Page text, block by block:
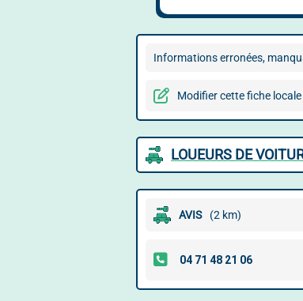
Informations erronées,
Modifier cette fiche locale
LOUEURS DE
AVIS (2 km)